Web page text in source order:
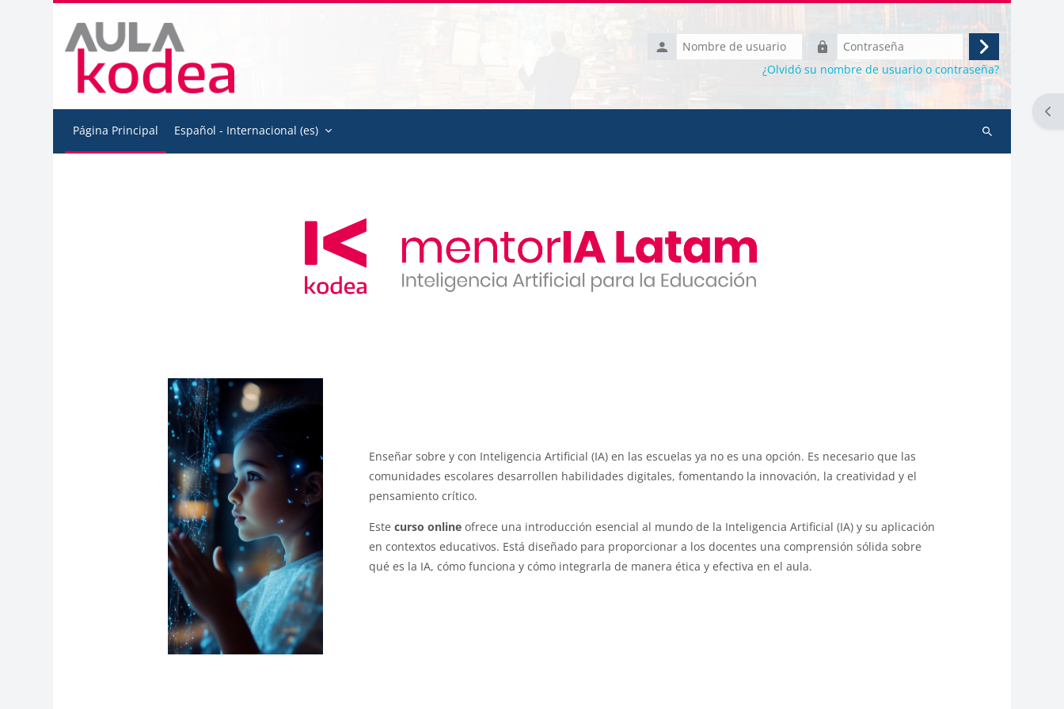
Nombre
Contraseña
Acceder
¿Olvidó su nombre de usuario o contraseña?
Página Principal Español - Internacional ‎(es)‎
Búsqueda
Enseñar sobre y con Inteligencia Artificial (IA) en las escuelas ya no es una opción. Es necesario que las
comunidades escolares desarrollen habilidades digitales, fomentando la innovación, la creatividad y el
pensamiento crítico.
Este curso online ofrece una introducción esencial al mundo de la Inteligencia Artificial (IA) y su aplicación
en contextos educativos. Está diseñado para proporcionar a los docentes una comprensión sólida sobre
qué es la IA, cómo funciona y cómo integrarla de manera ética y efectiva en el aula.